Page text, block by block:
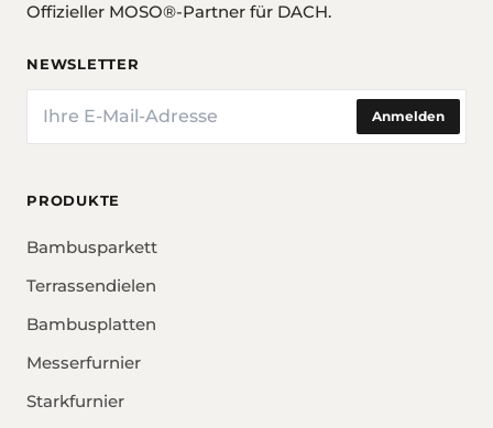
Offizieller MOSO®-Partner für DACH.
NEWSLETTER
E-Mail
Anmelden
PRODUKTE
Bambusparkett
Terrassendielen
Bambusplatten
Messerfurnier
Starkfurnier